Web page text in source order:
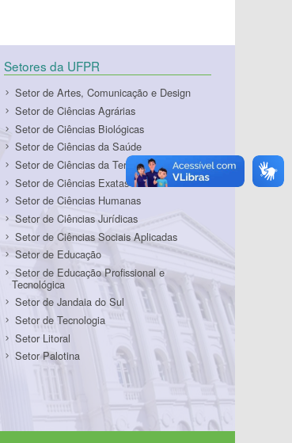
Setores da UFPR
Setor de Artes, Comunicação e Design
Setor de Ciências Agrárias
Setor de Ciências Biológicas
Setor de Ciências da Saúde
Setor de Ciências da Terra
Setor de Ciências Exatas
Setor de Ciências Humanas
Setor de Ciências Jurídicas
Setor de Ciências Sociais Aplicadas
Setor de Educação
Setor de Educação Profissional e
Tecnológica
Setor de Jandaia do Sul
Setor de Tecnologia
Setor Litoral
Setor Palotina